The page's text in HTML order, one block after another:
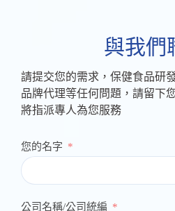
與我們
請提交您的需求，保健食品研
品牌代理等任何問題，請留下
將指派專人為您服務
您的名字
公司名稱/公司統編